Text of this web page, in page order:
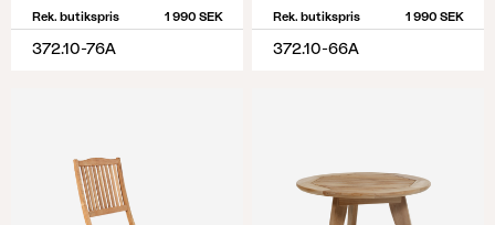
Rek. butikspris 1 990 SEK
372.10-76A
Rek. butikspris 1 990 SEK
372.10-66A